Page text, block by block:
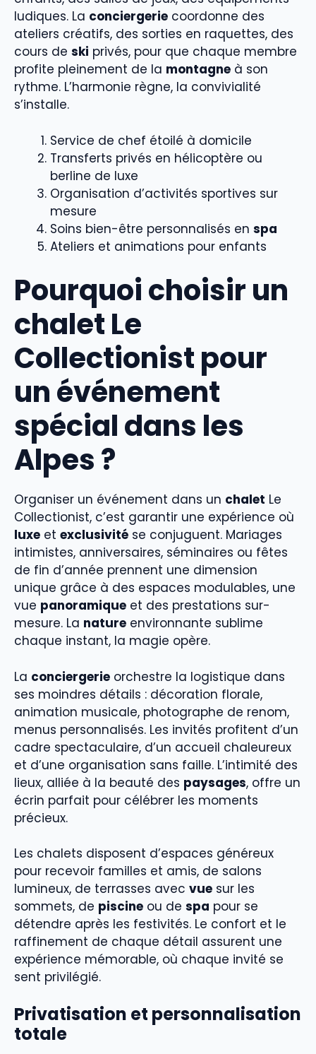
ludiques. La conciergerie coordonne des
ateliers créatifs, des sorties en raquettes, des
cours de ski privés, pour que chaque membre
profite pleinement de la montagne à son
rythme. L’harmonie règne, la convivialité
s’installe.
Service de chef étoilé à domicile
Transferts privés en hélicoptère ou
berline de luxe
Organisation d’activités sportives sur
mesure
Soins bien-être personnalisés en spa
Ateliers et animations pour enfants
Pourquoi choisir un
chalet Le
Collectionist pour
un événement
spécial dans les
Alpes ?
Organiser un événement dans un chalet Le
Collectionist, c’est garantir une expérience où
luxe et exclusivité se conjuguent. Mariages
intimistes, anniversaires, séminaires ou fêtes
de fin d’année prennent une dimension
unique grâce à des espaces modulables, une
vue panoramique et des prestations sur-
mesure. La nature environnante sublime
chaque instant, la magie opère.
La conciergerie orchestre la logistique dans
ses moindres détails : décoration florale,
animation musicale, photographe de renom,
menus personnalisés. Les invités profitent d’un
cadre spectaculaire, d’un accueil chaleureux
et d’une organisation sans faille. L’intimité des
lieux, alliée à la beauté des paysages, offre un
écrin parfait pour célébrer les moments
précieux.
Les chalets disposent d’espaces généreux
pour recevoir familles et amis, de salons
lumineux, de terrasses avec vue sur les
sommets, de piscine ou de spa pour se
détendre après les festivités. Le confort et le
raffinement de chaque détail assurent une
expérience mémorable, où chaque invité se
sent privilégié.
Privatisation et personnalisation
totale